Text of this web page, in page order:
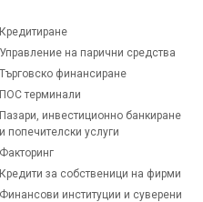
Кредитиране
Управление на парични средства
Търговско финансиране
ПОС терминали
Пазари, инвестиционно банкиране
и попечителски услуги
Факторинг
Кредити за собственици на фирми
Финансови институции и суверени